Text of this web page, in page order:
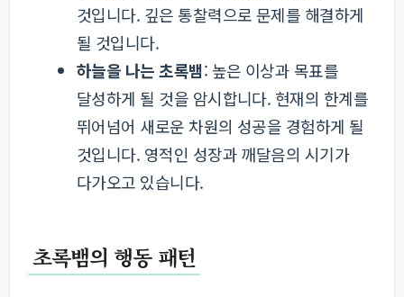
것입니다. 깊은 통찰력으로 문제를 해결하게
될 것입니다.
하늘을 나는 초록뱀: 높은 이상과 목표를
달성하게 될 것을 암시합니다. 현재의 한계를
뛰어넘어 새로운 차원의 성공을 경험하게 될
것입니다. 영적인 성장과 깨달음의 시기가
다가오고 있습니다.
초록뱀의 행동 패턴